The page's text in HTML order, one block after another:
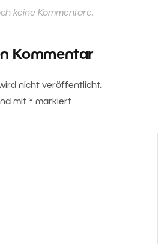
keine Kommentare.
Kommentar
nicht veröffentlicht.
mit * markiert